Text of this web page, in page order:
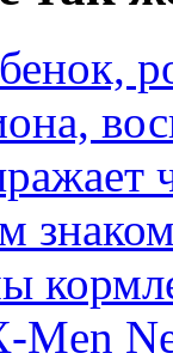
Men